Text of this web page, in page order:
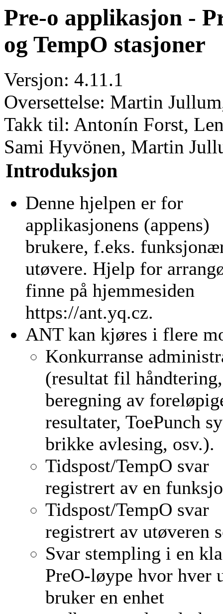
Pre-o applikasjon -
og TempO stasjoner
Versjon: 4.11.1
Oversettelse: Martin
Takk til: Antonín Forst,
Sami Hyvönen, Martin
Introduksjon
Denne hjelpen er for
applikasjonens (appens)
brukere, f.eks.
utøvere. Hjelp for
finne på hjemmesiden
https://ant.yq.cz.
ANT kan kjøres i flere
Konkurranse
(resultat fil håndtering,
beregning av
resultater, ToePunch
brikke avlesing, osv.).
Tidspost/TempO svar
registrert av en
Tidspost/TempO svar
registrert av utøveren
Svar stempling i en
PreO-løype hvor hver
bruker en enhet